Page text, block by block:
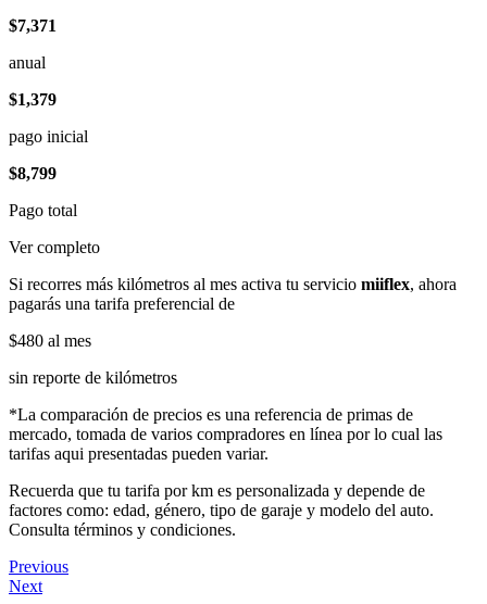
$7,371
anual
$1,379
pago inicial
$8,799
Pago total
Ver completo
Si recorres más kilómetros al mes activa tu servicio miiflex, ahora
pagarás una tarifa preferencial de
$480 al mes
sin reporte de kilómetros
*La comparación de precios es una referencia de primas de
mercado, tomada de varios compradores en línea por lo cual las
tarifas aqui presentadas pueden variar.
Recuerda que tu tarifa por km es personalizada y depende de
factores como: edad, género, tipo de garaje y modelo del auto.
Consulta términos y condiciones.
Previous
Next